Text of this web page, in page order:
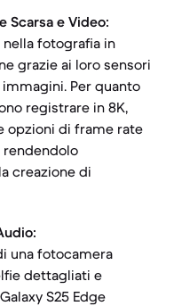
Scarsa e Video:
fotografia in
grazie ai loro sensori
Per quanto
registrare in 8K,
opzioni di frame rate
rendendolo
creazione di
una fotocamera
dettagliati e
S25 Edge